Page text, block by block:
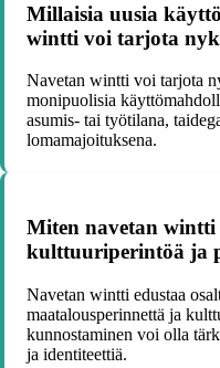
Millaisia uusia
wintti voi tarjota
Navetan wintti voi tarjota
monipuolisia
asumis- tai työtilana,
lomamajoituksena.
Miten navetan wintti
kulttuuriperintöä ja
Navetan wintti edustaa
maatalousperinnettä ja
kunnostaminen voi olla
ja identiteettiä.